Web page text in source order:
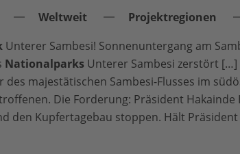
Weltweit Projektregionen
Unterer Sambesi! Sonnenuntergang am
Nationalparks Unterer Sambesi zerstört
majestätischen Sambesi-Flusses im
Die Forderung: Präsident
den Kupfertagebau stoppen. Hält